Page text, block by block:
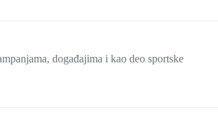
događajima i kao deo sportske